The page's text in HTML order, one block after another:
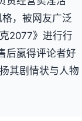
，被网友广泛
2077》进行行
后赢得评论者好
其剧情状与人物